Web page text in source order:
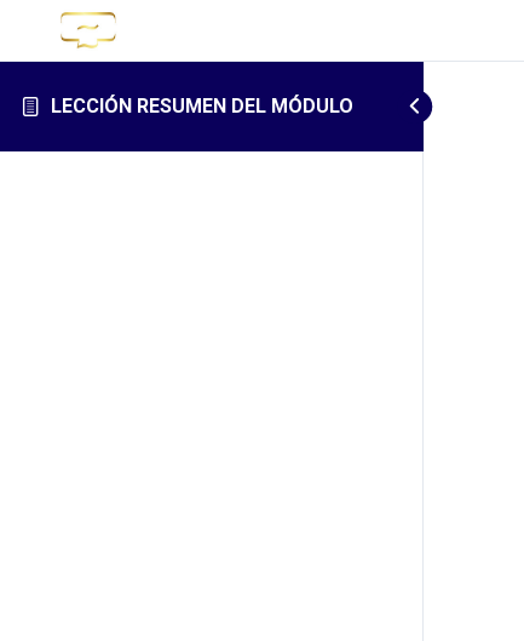
LECCIÓN RESUMEN DEL MÓDULO